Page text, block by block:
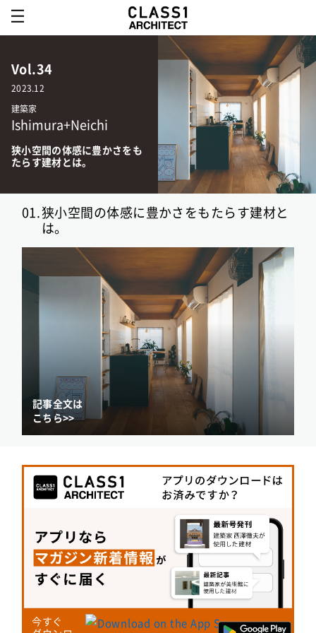
Vol.34
2023.12
建築家
Ishimura+Neichi
狭小空間の体感に豊かさをも
たらす建材とは。
01.狭小空間の体感に豊かさをもたらす建材と
は。
記事全文は
こちら>>
今すぐ